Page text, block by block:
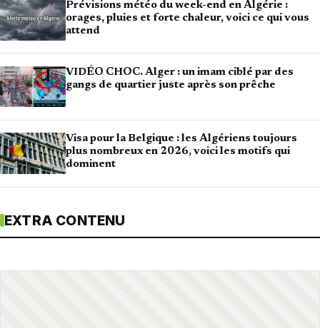
Prévisions météo du week-end en Algérie :
orages, pluies et forte chaleur, voici ce qui vous
attend
VIDÉO CHOC. Alger : un imam ciblé par des
gangs de quartier juste après son prêche
Visa pour la Belgique : les Algériens toujours
plus nombreux en 2026, voici les motifs qui
dominent
EXTRA CONTENU